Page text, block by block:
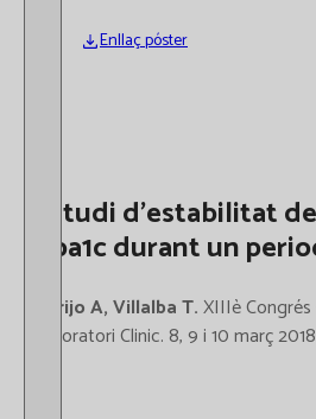
Enllaç póster
Estudi d’estabilitat
hba1c durant un
Garijo A, Villalba T.XIIIè
Laboratori Clinic. 8, 9 i 10 març 2018